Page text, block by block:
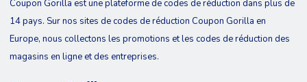
Coupon Gorilla est une plateforme de codes de réduction dans plus de
14 pays. Sur nos sites de codes de réduction Coupon Gorilla en
Europe, nous collectons les promotions et les codes de réduction des
magasins en ligne et des entreprises.